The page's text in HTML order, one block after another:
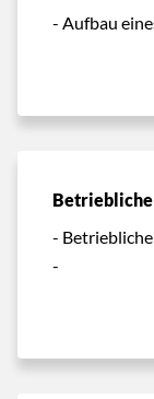
- Aufbau
-
-